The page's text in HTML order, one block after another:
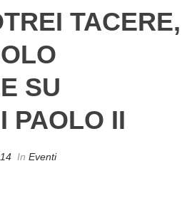
TACERE,
SU
PAOLO II
In Eventi